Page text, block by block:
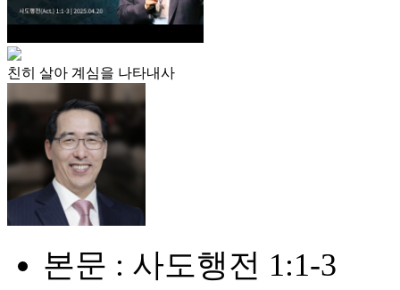
친히 살아 계심을 나타내사
본문 : 사도행전 1:1-3